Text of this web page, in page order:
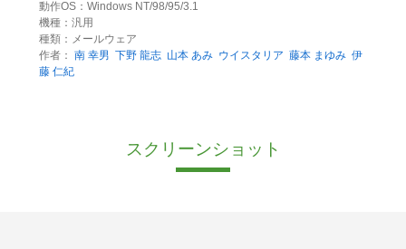
動作OS：Windows NT/98/95/3.1
機種：汎用
種類：メールウェア
作者： 南 幸男 下野 龍志 山本 あみ ウイスタリア 藤本 まゆみ 伊
藤 仁紀
スクリーンショット